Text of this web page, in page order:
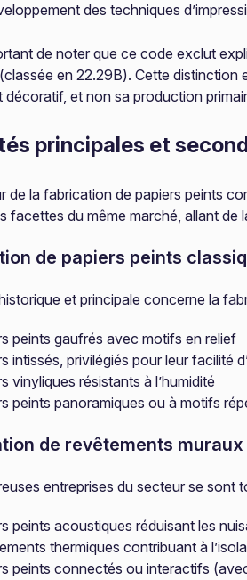
des techniques
de noter que ce code exclut
en 22.29B). Cette distinction
décoratif, et non sa production
principales et
de la fabrication de papiers peints
facettes du même marché, allant
de papiers peints
et principale concerne la
peints gaufrés avec motifs en relief
intissés, privilégiés pour leur facilité
vinyliques résistants à l’humidité
peints panoramiques ou à motifs
de revêtements
entreprises du secteur se sont
peints acoustiques réduisant les
thermiques contribuant à
peints connectés ou interactifs